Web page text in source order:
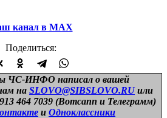
канал в МАХ
Поделиться:
ЧС-ИНФО написал о вашей
на SLOVO@SIBSLOVO.RU или
464 7039 (Вотсапп и Телеграмм)
и Одноклассники